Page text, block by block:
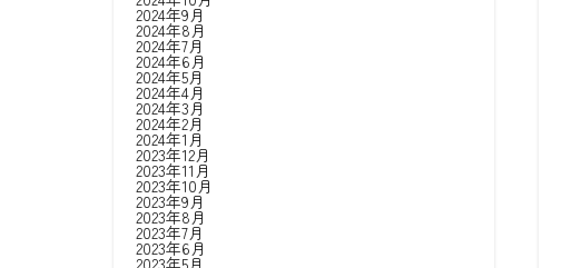
2024年9月
2024年8月
2024年7月
2024年6月
2024年5月
2024年4月
2024年3月
2024年2月
2024年1月
2023年12月
2023年11月
2023年10月
2023年9月
2023年8月
2023年7月
2023年6月
2023年5月